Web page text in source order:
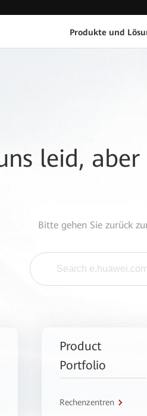
Produkte und
leid,
Bitte gehen Sie zurück
Product
Portfolio
Rechenzentren